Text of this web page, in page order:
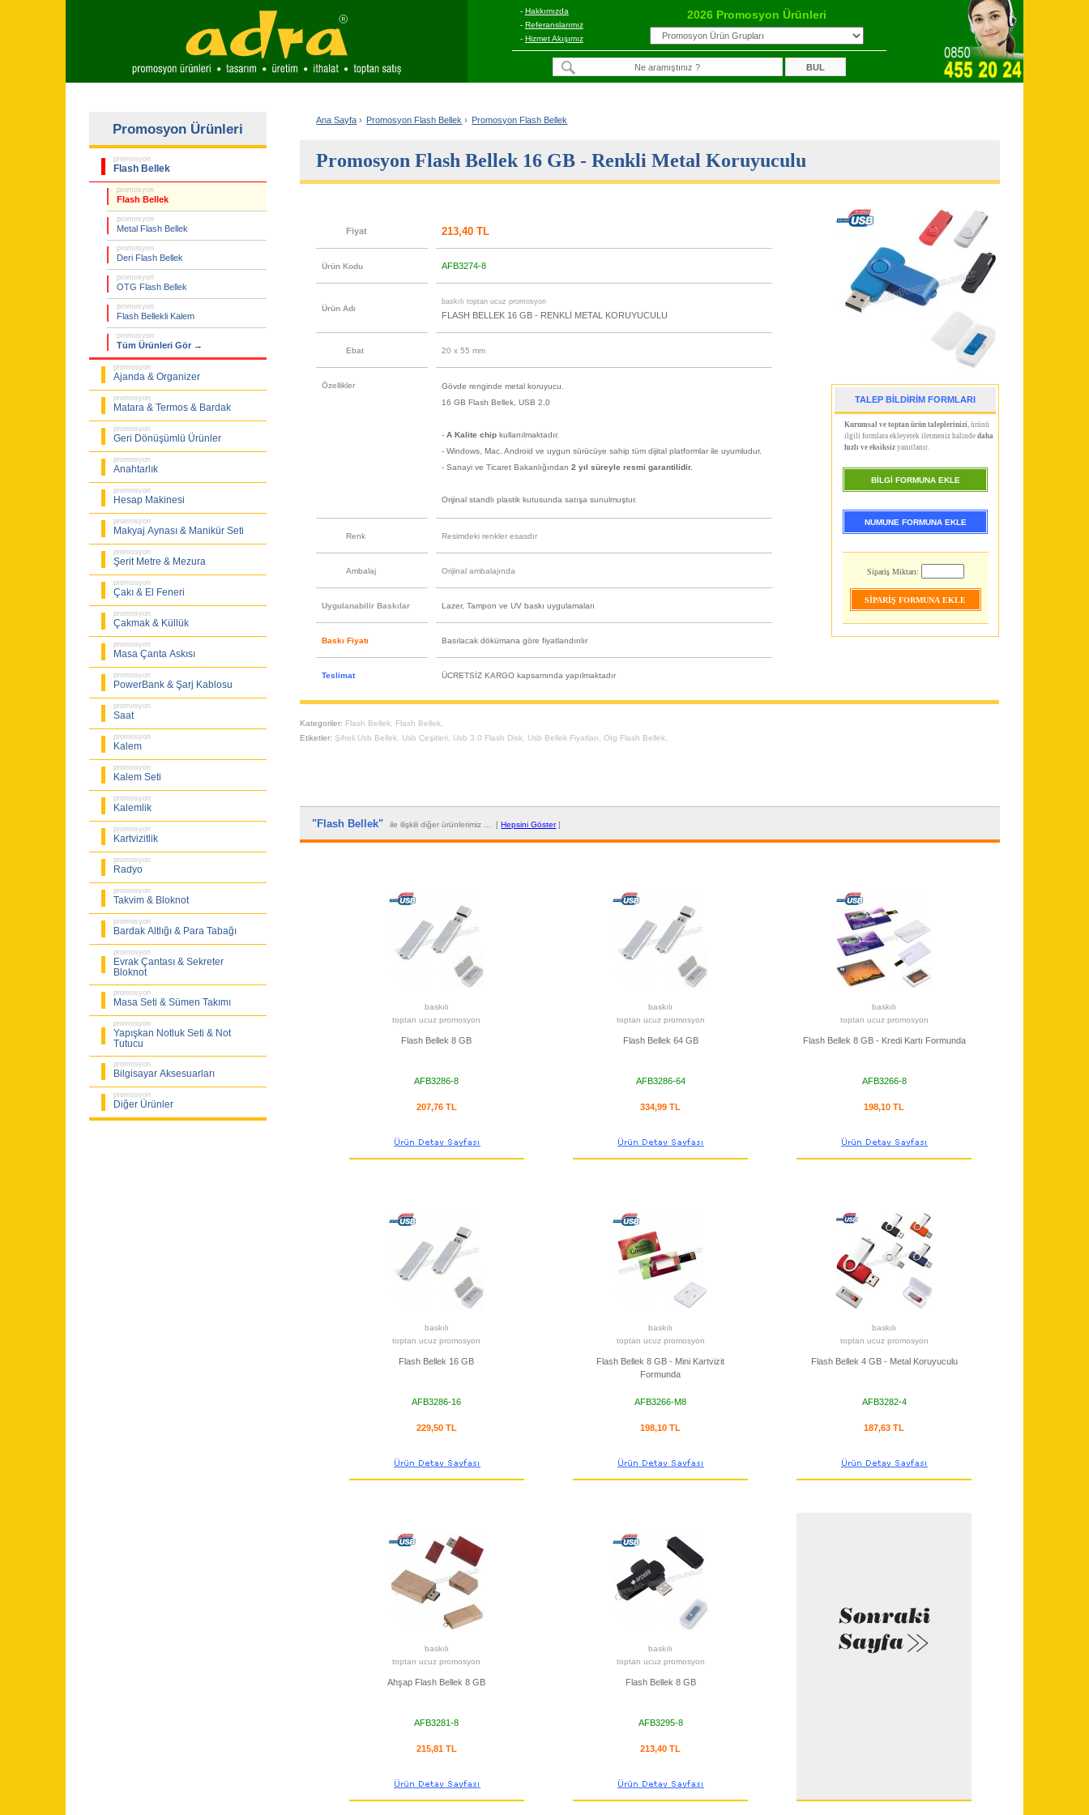
- Hakkımızda
- Referanslarımız
- Hizmet Akışımız
2026 Promosyon Ürünleri
Promosyon Ürünleri
promosyon
Flash Bellek
promosyon
Flash Bellek
promosyon
Metal Flash Bellek
promosyon
Deri Flash Bellek
promosyon
OTG Flash Bellek
promosyon
Flash Bellekli Kalem
promosyon
Tüm Ürünleri Gör →
promosyon
Ajanda & Organizer
promosyon
Matara & Termos & Bardak
promosyon
Geri Dönüşümlü Ürünler
promosyon
Anahtarlık
promosyon
Hesap Makinesi
promosyon
Makyaj Aynası & Manikür Seti
promosyon
Şerit Metre & Mezura
promosyon
Çakı & El Feneri
promosyon
Çakmak & Küllük
promosyon
Masa Çanta Askısı
promosyon
PowerBank & Şarj Kablosu
promosyon
Saat
promosyon
Kalem
promosyon
Kalem Seti
promosyon
Kalemlik
promosyon
Kartvizitlik
promosyon
Radyo
promosyon
Takvim & Bloknot
promosyon
Bardak Altlığı & Para Tabağı
promosyon
Evrak Çantası & Sekreter
Bloknot
promosyon
Masa Seti & Sümen Takımı
promosyon
Yapışkan Notluk Seti & Not
Tutucu
promosyon
Bilgisayar Aksesuarları
promosyon
Diğer Ürünler
Ana Sayfa › Promosyon Flash Bellek › Promosyon Flash Bellek
Promosyon Flash Bellek 16 GB - Renkli Metal Koruyuculu
Fiyat 213,40 TL
Ürün Kodu AFB3274-8
Ürün Adı
baskılı toptan ucuz promosyon
FLASH BELLEK 16 GB - RENKLİ METAL KORUYUCULU
Ebat 20 x 55 mm
Özellikler
Gövde renginde metal koruyucu.
16 GB Flash Bellek, USB 2.0
-A Kalite chip kullanılmaktadır.
- Windows, Mac, Android ve uygun sürücüye sahip tüm dijital platformlar ile uyumludur.
- Sanayi ve Ticaret Bakanlığından2 yıl süreyle resmi garantilidir.
Orijinal standlı plastik kutusunda satışa sunulmuştur.
Renk Resimdeki renkler esasdır
Ambalaj Orijinal ambalajında
Uygulanabilir Baskılar Lazer, Tampon ve UV baskı uygulamaları
Baskı Fiyatı Basılacak dökümana göre fiyatlandırılır
Teslimat ÜCRETSİZ KARGO kapsamında yapılmaktadır
TALEP BİLDİRİM FORMLARI
Kurumsal ve toptan ürün taleplerinizi , ürünü
ilgili formlara ekleyerek iletmeniz halindedaha
hızlı ve eksiksiz yanıtlanır.
BİLGİ FORMUNA EKLE
NUMUNE FORMUNA EKLE
Sipariş Miktarı:
Kategoriler: Flash Bellek Flash Bellek
Etiketler: Şifreli Usb Bellek Usb Çeşitleri Usb 3.0 Flash Disk Usb Bellek Fiyatları ,Otg Flash Bellek
"Flash Bellek"ile ilişkili diğer ürünlerimiz ... [Hepsini Göster]
baskılı
toptan ucuz promosyon
Flash Bellek 8 GB
AFB3286-8
207,76 TL
baskılı
toptan ucuz promosyon
Flash Bellek 64 GB
AFB3286-64
334,99 TL
baskılı
toptan ucuz promosyon
Flash Bellek 8 GB - Kredi Kartı Formunda
AFB3266-8
198,10 TL
baskılı
toptan ucuz promosyon
Flash Bellek 16 GB
AFB3286-16
229,50 TL
baskılı
toptan ucuz promosyon
Flash Bellek 8 GB - Mini Kartvizit
Formunda
AFB3266-M8
198,10 TL
baskılı
toptan ucuz promosyon
Flash Bellek 4 GB - Metal Koruyuculu
AFB3282-4
187,63 TL
baskılı
toptan ucuz promosyon
Ahşap Flash Bellek 8 GB
AFB3281-8
215,81 TL
baskılı
toptan ucuz promosyon
Flash Bellek 8 GB
AFB3295-8
213,40 TL